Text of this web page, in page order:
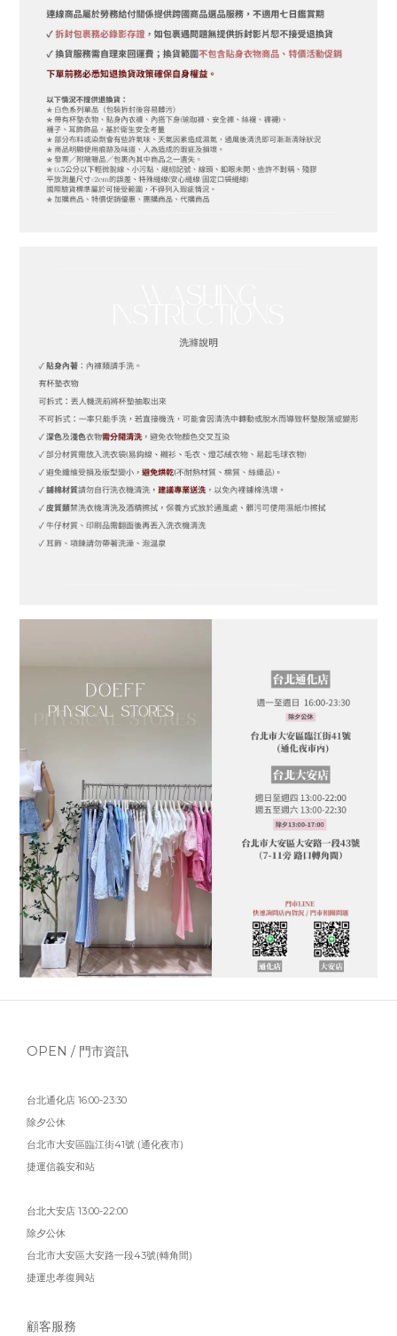
OPEN / 門市資訊
台北通化店 16:00-23:30
除夕公休
台北市大安區臨江街41號 (通化夜市)
捷運信義安和站
台北大安店 13:00-22:00
除夕公休
台北市大安區大安路一段43號(轉角間)
捷運忠孝復興站
顧客服務